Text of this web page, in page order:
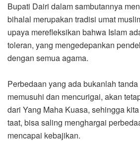
Bupati Dairi dalam sambutannya
bihalal merupakan tradisi umat
upaya merefleksikan bahwa Islam
toleran, yang mengedepankan
dengan semua agama.
Perbedaan yang ada bukanlah
memusuhi dan mencurigai, akan
dari Yang Maha Kuasa, sehingga
taat, bisa saling menghargai
mencapai kebajikan.